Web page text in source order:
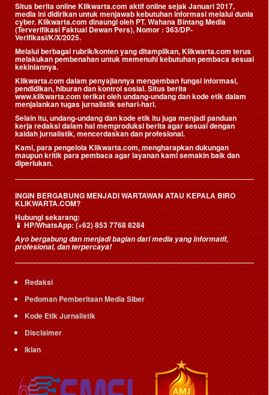
Situs berita online Klikwarta.com aktif online sejak Januari 2017,
media ini didirikan untuk menjawab kebutuhan informasi melalui dunia
cyber. Klikwarta.com dinaungi oleh PT. Wahana Bintang Media
(Terverifikasi Faktual Dewan Pers), Nomor : 363/DP-
Verifikasi/K/X/2025.
Melalui berbagai rubrik/konten yang ditampilkan, Klikwarta.com terus
melakukan pembenahan untuk memenuhi kebutuhan pembaca sesuai
kekiniannya.
Klikwarta.com dalam penyajiannya mengemban fungsi informasi,
pendidikan, hiburan dan kontrol sosial. Situs berita
www.klikwarta.com terikat oleh undang-undang dan kode etik dalam
menjalankan tugas jurnalistik sehari-hari.
Selain itu, undang-undang dan kode etik itu juga menjadi panduan
kerja redaksi dalam hal memproduksi berita agar sesuai dengan
kaidah jurnalistik, mencerdaskan dan profesional.
Kami, para pengelola Klikwarta.com, mengharapkan dukungan
maupun kritik para pembaca agar layanan kami semakin baik dan
diperlukan.
INGIN BERGABUNG MENJADI WARTAWAN ATAU KEPALA BIRO
KLIKWARTA.COM?
Hubungi sekarang:
📱HP/WhatsApp:(+62) 853 7768 8284
Ayo bergabung dan menjadi bagian dari media yang informatif,
profesional, dan terpercaya!
Redaksi
Pedoman Pemberitaan Media Siber
Kode Etik Jurnalistik
Disclaimer
Iklan